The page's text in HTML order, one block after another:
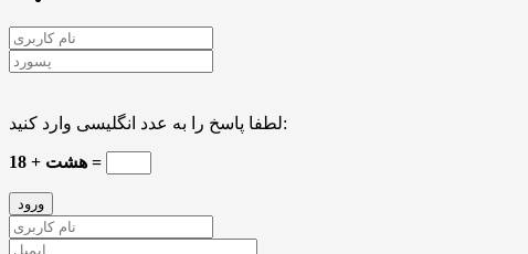
لطفا پاسخ را به عدد انگلیسی وارد کنید:
هشت + 18 =